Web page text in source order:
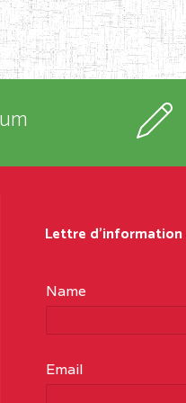
Lettre d'information
Name
Email